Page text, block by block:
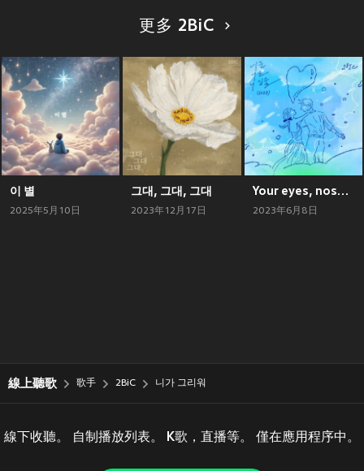
更多 2BiC
이 별
2025年5月10日
그대, 그대, 그대
2023年12月17日
Your eyes, nose and lips(2023)
2023年6月8日
線上聽歌 歌手 2BiC 니가 그리워
線下收聽。 自制播放列表。 K歌，直播等。 僅在應用程序中。